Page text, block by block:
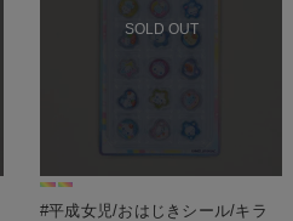
SOLD OUT
#平成女児/おはじきシール/キラ